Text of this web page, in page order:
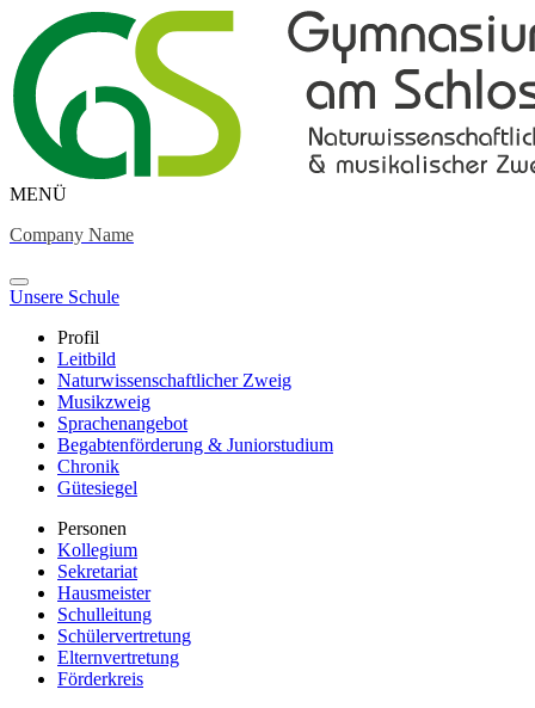
MENÜ
Company Name
Unsere Schule
Profil
Leitbild
Naturwissenschaftlicher Zweig
Musikzweig
Sprachenangebot
Begabtenförderung & Juniorstudium
Chronik
Gütesiegel
Personen
Kollegium
Sekretariat
Hausmeister
Schulleitung
Schülervertretung
Elternvertretung
Förderkreis